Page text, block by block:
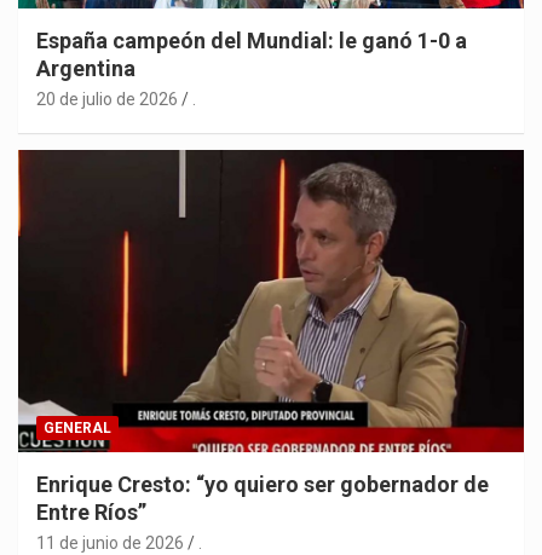
España campeón del Mundial: le ganó 1-0 a
Argentina
20 de julio de 2026
GENERAL
Enrique Cresto: “yo quiero ser gobernador de
Entre Ríos”
11 de junio de 2026 .